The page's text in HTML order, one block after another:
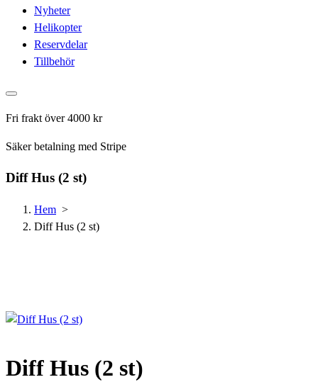
Nyheter
Helikopter
Reservdelar
Tillbehör
Fri frakt över 4000 kr
Säker betalning med Stripe
Diff Hus (2 st)
Hem >
Diff Hus (2 st)
Diff Hus (2 st)